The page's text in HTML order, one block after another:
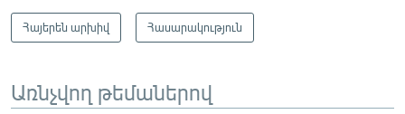
Հայերեն արխիվ Հասարակություն
Առնչվող թեմաներով